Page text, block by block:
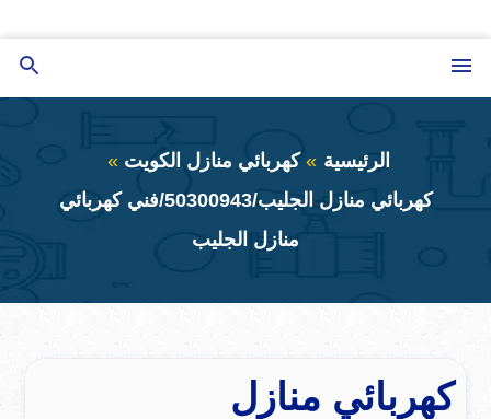
إلى
المحتوى
الرئيسية
كهربائي منازل الكويت
كهربائي منازل الجليب/50300943/فني كهربائي
منازل الجليب
كهربائي منازل